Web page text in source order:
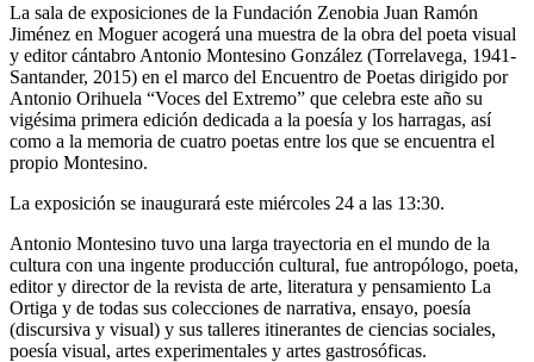
La sala de exposiciones de la Fundación Zenobia Juan Ramón
Jiménez en Moguer acogerá una muestra de la obra del poeta visual
y editor cántabro Antonio Montesino González (Torrelavega, 1941-
Santander, 2015) en el marco del Encuentro de Poetas dirigido por
Antonio Orihuela “Voces del Extremo” que celebra este año su
vigésima primera edición dedicada a la poesía y los harragas, así
como a la memoria de cuatro poetas entre los que se encuentra el
propio Montesino.
La exposición se inaugurará este miércoles 24 a las 13:30.
Antonio Montesino tuvo una larga trayectoria en el mundo de la
cultura con una ingente producción cultural, fue antropólogo, poeta,
editor y director de la revista de arte, literatura y pensamiento La
Ortiga y de todas sus colecciones de narrativa, ensayo, poesía
(discursiva y visual) y sus talleres itinerantes de ciencias sociales,
poesía visual, artes experimentales y artes gastrosóficas.